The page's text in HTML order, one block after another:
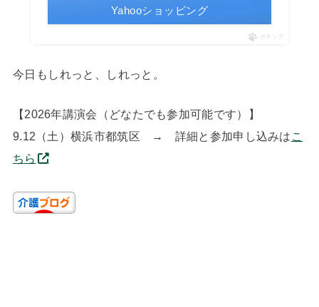
Yahooショッピング
ポチップ
今日もしれっと、しれっと。
【2026年講演会（どなたでも参加可能です）】
9.12（土）横浜市都筑区 → 詳細と参加申し込みは こ
ちら